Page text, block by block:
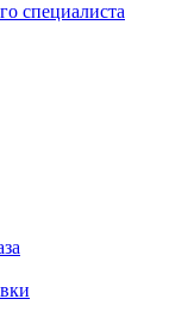
специалиста